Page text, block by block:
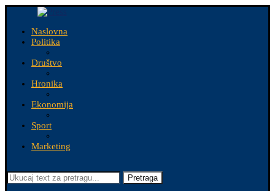
Naslovna
Politika
Društvo
Hronika
Ekonomija
Sport
Marketing
Pretraga